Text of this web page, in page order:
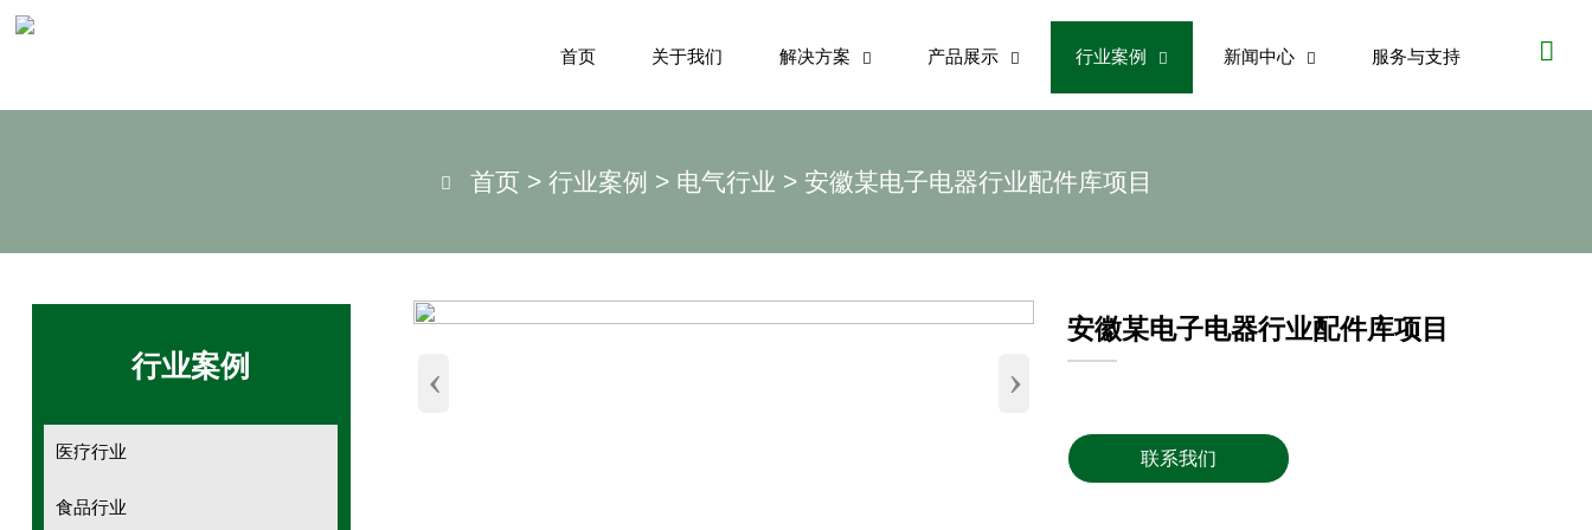
首页 关于我们 解决方案  产品展示  行业案例  新闻中心  服务与支持 
 首页 > 行业案例 > 电气行业 > 安徽某电子电器行业配件库项目
行业案例
医疗行业
食品行业
‹ ›
安徽某电子电器行业配件库项目
联系我们